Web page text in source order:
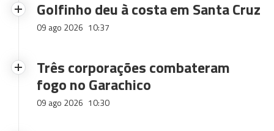
Golfinho deu à costa em Santa Cruz
09 ago 2026 10:37
Três corporações combateram
fogo no Garachico
09 ago 2026 10:30